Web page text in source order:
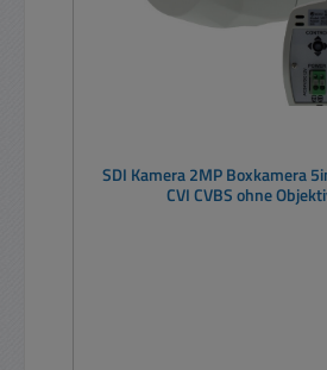
SDI Kamera 2MP Boxkamera
CVI CVBS ohne